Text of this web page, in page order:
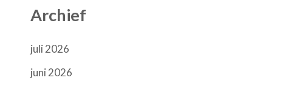
Archief
juli 2026
juni 2026